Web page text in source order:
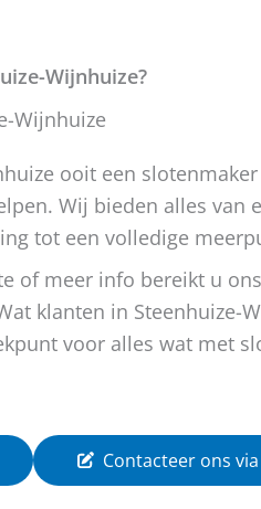
Wijnhuize?
Wijnhuize
ooit een
Wij bieden alles van
tot een volledige
of meer info bereikt u
klanten in Steenhuize-
voor alles wat met
Contacteer ons